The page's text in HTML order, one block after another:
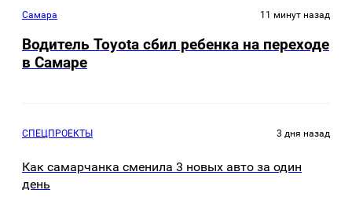
Самара 11 минут назад
Водитель Toyota сбил ребенка на переходе
в Самаре
СПЕЦПРОЕКТЫ 3 дня назад
Как самарчанка сменила 3 новых авто за один
день